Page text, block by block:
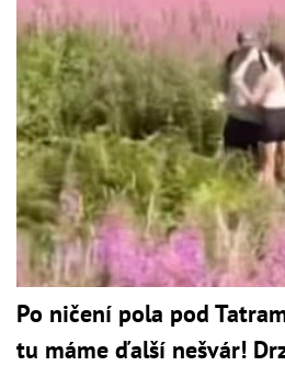
Po ničení pola pod
tu máme ďalší nešvár!